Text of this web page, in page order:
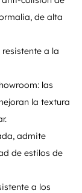
de alta
a la
las
la textura
admite
de estilos de
a los